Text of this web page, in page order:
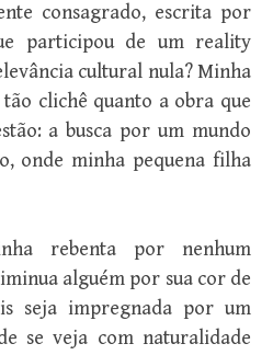
consagrado, escrita por
participou de um reality
cultural nula? Minha
tão clichê quanto a obra que
a busca por um mundo
onde minha pequena filha
rebenta por nenhum
alguém por sua cor de
seja impregnada por um
se veja com naturalidade